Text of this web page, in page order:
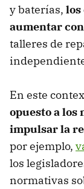
y baterías, los
aumentar
talleres de
En este
opuesto a los
impulsar la
por ejemplo,
los
normativas